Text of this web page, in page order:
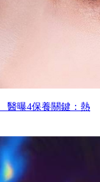
醫曝4保養關鍵：熱